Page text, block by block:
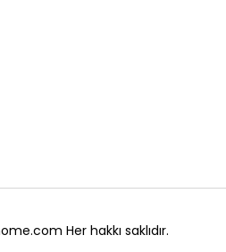
Her hakkı saklıdır.